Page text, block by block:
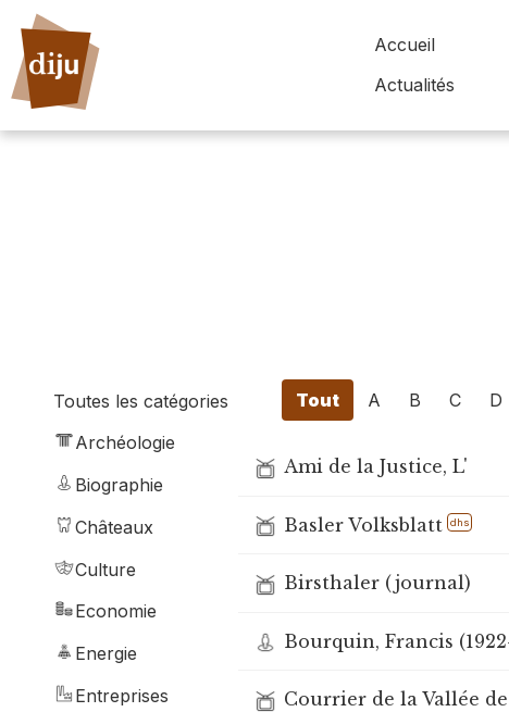
Accueil
Actualités
Toutes les catégories
Archéologie
Biographie
Châteaux
Culture
Economie
Energie
Entreprises
Tout A B C D
Ami de la Justice, L'
Basler Volksblatt dhs
Birsthaler (journal)
Bourquin, Francis
Courrier de la Vallée